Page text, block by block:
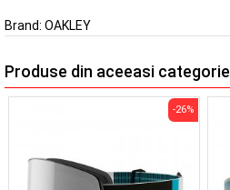
Brand: OAKLEY
Produse din aceeasi categorie
-26%